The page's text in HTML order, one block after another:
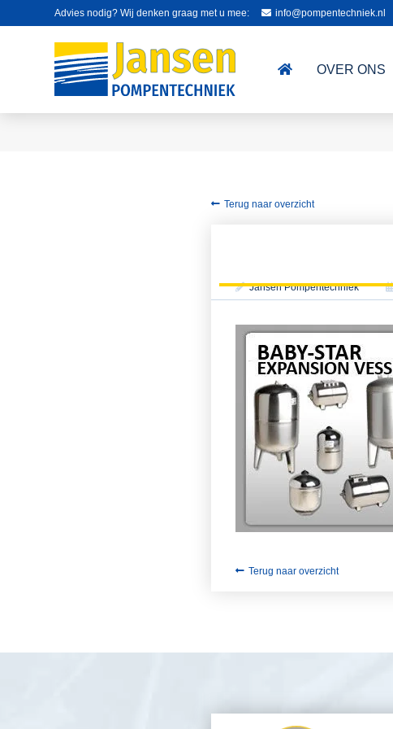
Advies nodig? Wij denken graag met u mee: info@pompentechniek.nl
OVER ONS
Terug naar overzicht
Jansen Pompentechniek
Terug naar overzicht